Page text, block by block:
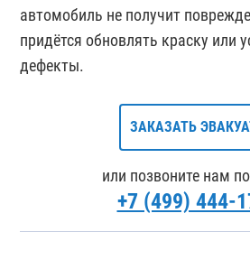
автомобиль не получит
придётся обновлять краску или
дефекты.
ЗАКАЗАТЬ
или позвоните нам
+7 (499) 444-